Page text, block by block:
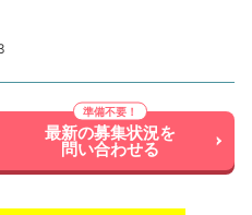
最新の募集状況を
問い合わせる